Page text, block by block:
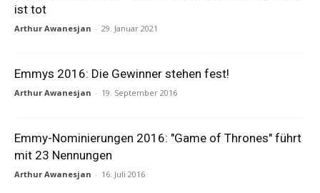
ist tot
Arthur Awanesjan - 29. Januar 2021
Emmys 2016: Die Gewinner stehen fest!
Arthur Awanesjan - 19. September 2016
Emmy-Nominierungen 2016: "Game of Thrones" führt
mit 23 Nennungen
Arthur Awanesjan - 16. Juli 2016